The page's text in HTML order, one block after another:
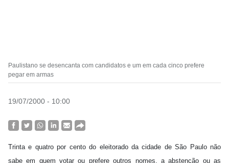
Paulistano se desencanta com candidatos e um em cada cinco prefere
pegar em armas
19/07/2000 - 10:00
Trinta e quatro por cento do eleitorado da cidade de São Paulo não
sabe em quem votar ou prefere outros nomes, a abstenção ou as